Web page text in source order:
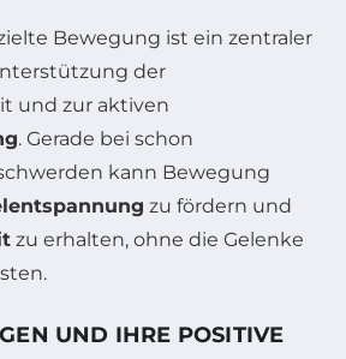
Bewegung ist ein zentraler
der
und zur aktiven
. Gerade bei schon
kann Bewegung
zu fördern und
zu erhalten, ohne die Gelenke
UND IHRE POSITIVE